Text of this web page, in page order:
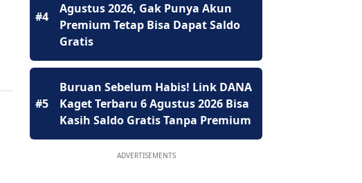
#4
Agustus 2026, Gak Punya Akun
Premium Tetap Bisa Dapat Saldo
Gratis
#5
Buruan Sebelum Habis! Link DANA
Kaget Terbaru 6 Agustus 2026 Bisa
Kasih Saldo Gratis Tanpa Premium
ADVERTISEMENTS